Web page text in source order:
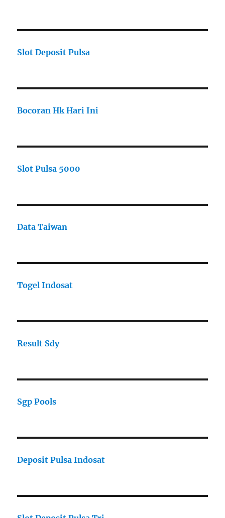
Slot Deposit Pulsa
Bocoran Hk Hari Ini
Slot Pulsa 5000
Data Taiwan
Togel Indosat
Result Sdy
Sgp Pools
Deposit Pulsa Indosat